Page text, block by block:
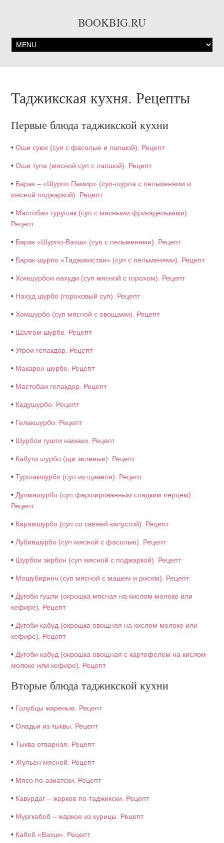
BOOKBIG.RU
Таджикская кухня. Рецепты
Первые блюда таджикской кухни
•Оши суюк (суп с фасолью и лапшой). Рецепт
•Оши тупа (мясной суп с лапшой). Рецепт
• Барак – «Шурпо Памир» (суп-шурпа с пельменями и
мясной поджаркой). Рецепт
• Мастобаи турушак (суп с мясными фрикадельками).
Рецепт
• Барак «Шурпо-Вахш» (суп с пельменями). Рецепт
• Барак-шурпо «Таджикистан» (суп с пельменями). Рецепт
• Хомшурбои нахуди (суп мясной с горохом). Рецепт
• Нахуд шурбо (гороховый суп). Рецепт
• Хомшурбо (суп мясной с овощами). Рецепт
• Шалгам шурбо. Рецепт
•Угрои гелакдор. Рецепт
• Макарон шурбо. Рецепт
• Мастобаи гелакдор. Рецепт
• Кадушурбо. Рецепт
• Гелакшурбо. Рецепт
• Шурбои гушти намаки. Рецепт
• Кабути шурбо (щи зеленые). Рецепт
•Туршакшурбо (суп из щавеля). Рецепт
• Дулмашурбо (суп фаршированным сладким перцем).
Рецепт
• Карамшурбо (суп со свежей капустой). Рецепт
• Лубиёшурбо (суп мясной с фасолью). Рецепт
• Шурбои зирбон (суп мясной с поджаркой). Рецепт
• Мошубиринч (суп мясной с машем и рисом). Рецепт
• Дугоби гушти (окрошка мясная на кислом молоке или
кефире). Рецепт
• Дугоби кабуд (окрошка овощная на кислом молоке или
кефире). Рецепт
• Дугоби кабуд (окрошка овощная с картофелем на кислом
молоке или кефире). Рецепт
Вторые блюда таджикской кухни
• Голубцы жареные. Рецепт
•Оладьи из тыквы. Рецепт
•Тыква отварная. Рецепт
•Жульен мясной. Рецепт
• Мясо по-азиатски. Рецепт
• Кавурдаг – жаркое по-таджикски. Рецепт
• Мургкабоб – жаркое из курицы. Рецепт
• Кабоб «Вахш». Рецепт